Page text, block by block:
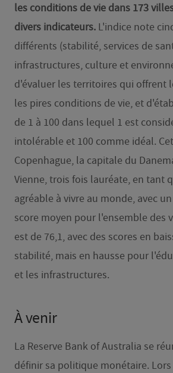
les conditions de vie dans 173
divers indicateurs.L'indice note
différents (stabilité, services de
infrastructures, culture et
d'évaluer les territoires qui offrent
les pires conditions de vie, et
de 1 à 100 dans lequel 1 est
intolérable et 100 comme idéal.
Copenhague, la capitale du
Vienne, trois fois lauréate, en tant
agréable à vivre au monde, avec
score moyen pour l'ensemble des
est de 76,1, avec des scores en
stabilité, mais en hausse pour
et les infrastructures.
À venir
La Reserve Bank of Australia se
définir sa politique monétaire.